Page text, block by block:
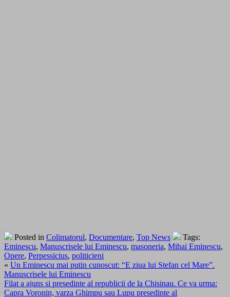
Posted in Colimatorul, Documentare, Top News
Tags:
Eminescu, Manuscrisele lui Eminescu, masoneria, Mihai Eminescu,
Opere, Perpessicius, politicieni
« Un Eminescu mai putin cunoscut: “E ziua lui Stefan cel Mare”.
Manuscrisele lui Eminescu
Filat a ajuns si presedinte al republicii de la Chisinau. Ce va urma:
Capra Voronin, varza Ghimpu sau Lupu presedinte al